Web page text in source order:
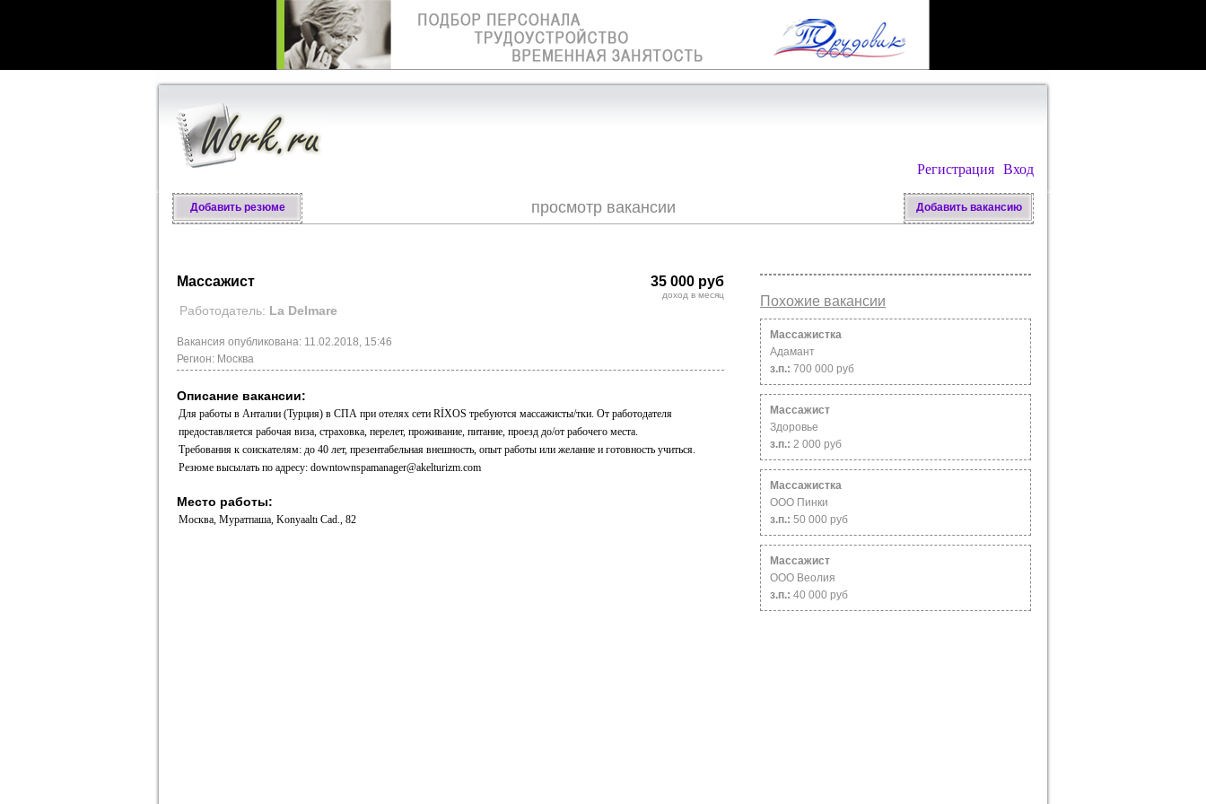
Добавить резюме просмотр вакансии Добавить вакансию
Вход
Регистрация
35 000 руб
доход в месяц
Массажист
Работодатель: La Delmare
Вакансия опубликована: 11.02.2018, 15:46
Регион: Москва
Описание вакансии:
Для работы в Анталии (Турция) в СПА при отелях сети RİXOS требуются массажисты/тки. От работодателя
предоставляется рабочая виза, страховка, перелет, проживание, питание, проезд до/от рабочего места.
Требования к соискателям: до 40 лет, презентабельная внешность, опыт работы или желание и готовность учиться.
Резюме высылать по адресу: downtownspamanager@akelturizm.com
Место работы:
Москва, Муратпаша, Konyaaltı Cad., 82
Похожие вакансии
Массажистка
Адамант
з.п.: 700 000 руб
Массажист
Здоровье
з.п.: 2 000 руб
Массажистка
ООО Пинки
з.п.: 50 000 руб
Массажист
ООО Веолия
з.п.: 40 000 руб